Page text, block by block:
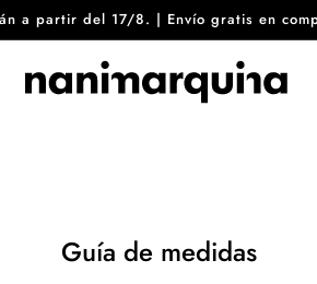
a partir del 17/8. | Envío gratis en
Guía de medidas